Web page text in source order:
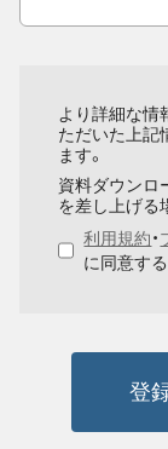
より詳細な情
ただいた上記
ます。
資料ダウンロ
を差し上げる
利用規約・
に同意する
登